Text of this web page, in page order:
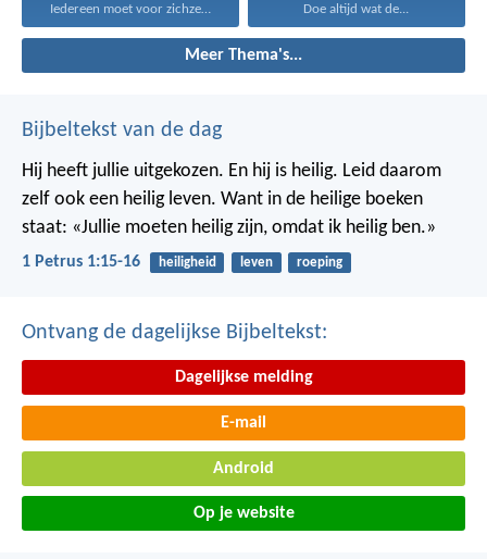
Iedereen moet voor zichzelf... Doe altijd wat de...
Meer Thema's...
Bijbeltekst van de dag
Hij heeft jullie uitgekozen. En hij is heilig. Leid daarom
zelf ook een heilig leven. Want in de heilige boeken
staat: «Jullie moeten heilig zijn, omdat ik heilig ben.»
1 Petrus 1:15-16 heiligheid leven roeping
Ontvang de dagelijkse Bijbeltekst:
Dagelijkse melding
E-mail
Android
Op je website